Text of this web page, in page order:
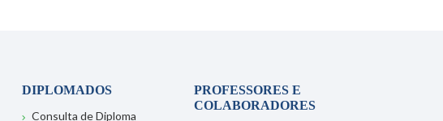
DIPLOMADOS
Consulta de Diploma
PROFESSORES E
COLABORADORES